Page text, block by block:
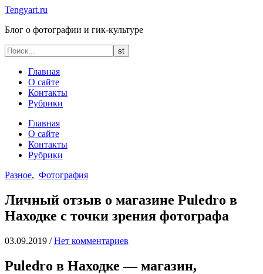
Tengyart.ru
Блог о фотографии и гик-культуре
Главная
О сайте
Контакты
Рубрики
Главная
О сайте
Контакты
Рубрики
Разное, Фотография
Личный отзыв о магазине Puledro в
Находке с точки зрения фотографа
03.09.2019 / Нет комментариев
Puledro в Находке — магазин,